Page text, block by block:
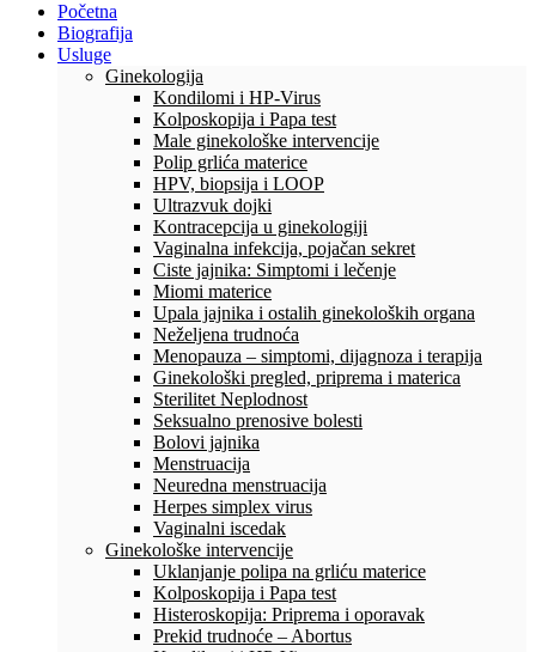
Početna
Biografija
Usluge
Ginekologija
Kondilomi i HP-Virus
Kolposkopija i Papa test
Male ginekološke intervencije
Polip grlića materice
HPV, biopsija i LOOP
Ultrazvuk dojki
Kontracepcija u ginekologiji
Vaginalna infekcija, pojačan sekret
Ciste jajnika: Simptomi i lečenje
Miomi materice
Upala jajnika i ostalih ginekoloških organa
Neželjena trudnoća
Menopauza – simptomi, dijagnoza i terapija
Ginekološki pregled, priprema i materica
Sterilitet Neplodnost
Seksualno prenosive bolesti
Bolovi jajnika
Menstruacija
Neuredna menstruacija
Herpes simplex virus
Vaginalni iscedak
Ginekološke intervencije
Uklanjanje polipa na grliću materice
Kolposkopija i Papa test
Histeroskopija: Priprema i oporavak
Prekid trudnoće – Abortus